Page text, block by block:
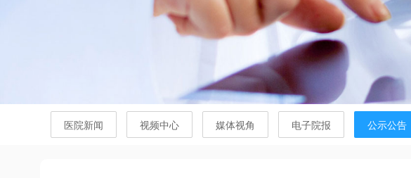
医院新闻 视频中心 媒体视角 电子院报 公示公告